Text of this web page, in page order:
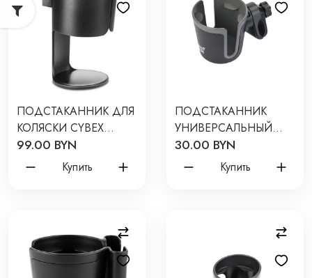
ПОДСТАКАННИК ДЛЯ
КОЛЯСКИ CYBEX
518002943
99.00 BYN
Купить
ПОДСТАКАННИК
УНИВЕРСАЛЬНЫЙ
ДЛЯ КОЛЯСОК ЦВЕТ:
ЧЕРНО-ГРАФИТОВЫЙ
RCH-004-GR
30.00 BYN
Купить